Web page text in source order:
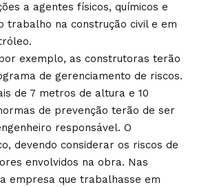
a agentes físicos, químicos e
trabalho na construção civil e em
exemplo, as construtoras terão
de gerenciamento de riscos.
de 7 metros de altura e 10
de prevenção terão de ser
responsável. O
devendo considerar os riscos de
envolvidos na obra. Nas
empresa que trabalhasse em